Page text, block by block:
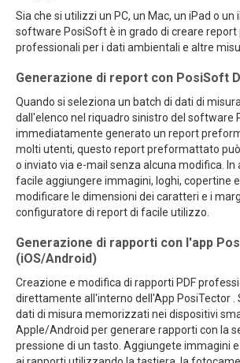
Sia che si utilizzi un PC, un Mac, un iPad o un
software PosiSoft è in grado di creare
professionali per i dati ambientali e altre
Generazione di report con PosiSoft
Quando si seleziona un batch di dati di
dall'elenco nel riquadro sinistro del software
immediatamente generato un report
molti utenti, questo report preformattato
o inviato via e-mail senza alcuna modifica. In
facile aggiungere immagini, loghi, copertine
modificare le dimensioni dei caratteri e i
configuratore di report di facile utilizzo.
Generazione di rapporti con l'app
(iOS/Android)
Creazione e modifica di rapporti PDF
direttamente all'interno dell'App PosiTector .
dati di misura memorizzati nei dispositivi
Apple/Android per generare rapporti con la
pressione di un tasto. Aggiungete immagini